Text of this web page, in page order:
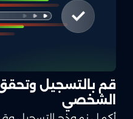
قم بالتسجيل
الشخصي